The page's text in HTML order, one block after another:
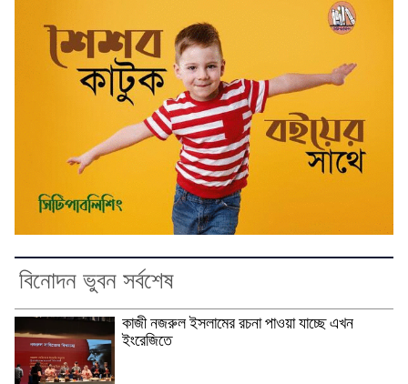
বিনোদন ভুবন সর্বশেষ
কাজী নজরুল ইসলামের রচনা পাওয়া যাচ্ছে এখন
ইংরেজিতে